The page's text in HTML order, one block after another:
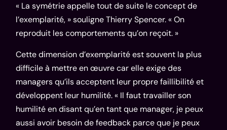
« La symétrie appelle tout de suite le concept de
l’exemplarité, » souligne Thierry Spencer. « On
reproduit les comportements qu’on reçoit. »
Cette dimension d’exemplarité est souvent la plus
difficile à mettre en œuvre car elle exige des
managers qu’ils acceptent leur propre faillibilité et
développent leur humilité. « Il faut travailler son
humilité en disant qu’en tant que manager, je peux
aussi avoir besoin de feedback parce que je peux